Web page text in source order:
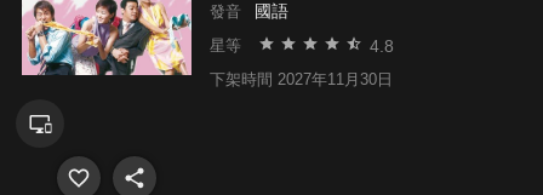
發音 國語
星等 4.8
下架時間 2027年11月30日